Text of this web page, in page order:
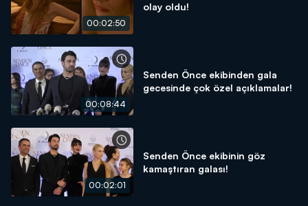
00:02:50
olay oldu!
00:08:44
Senden Önce ekibinden gala
gecesinde çok özel açıklamalar!
00:02:01
Senden Önce ekibinin göz
kamaştıran galası!